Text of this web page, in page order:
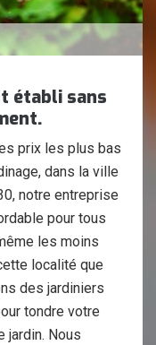
établi sans
prix les plus bas
dans la ville
notre entreprise
pour tous
les moins
localité que
des jardiniers
tondre votre
jardin. Nous